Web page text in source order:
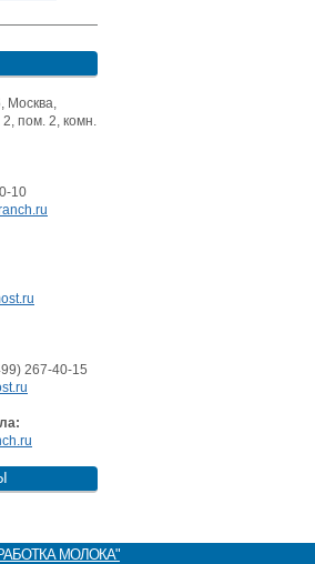
Москва,
2, пом. 2, комн.
10
267-40-15
МОЛОКА"